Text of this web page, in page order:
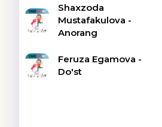
Shaxzoda
Mustafakulova -
Anorang
Feruza Egamova -
Do'st